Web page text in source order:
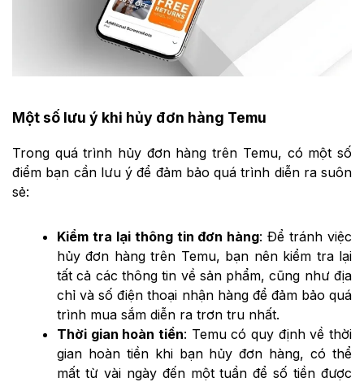
Một số lưu ý khi hủy đơn hàng Temu
Trong quá trình hủy đơn hàng trên Temu, có một số
điểm bạn cần lưu ý để đảm bảo quá trình diễn ra suôn
sẻ:
Kiểm tra lại thông tin đơn hàng: Để tránh việc
hủy đơn hàng trên Temu, bạn nên kiểm tra lại
tất cả các thông tin về sản phẩm, cũng như địa
chỉ và số điện thoại nhận hàng để đảm bảo quá
trình mua sắm diễn ra trơn tru nhất.
Thời gian hoàn tiền: Temu có quy định về thời
gian hoàn tiền khi bạn hủy đơn hàng, có thể
mất từ vài ngày đến một tuần để số tiền được